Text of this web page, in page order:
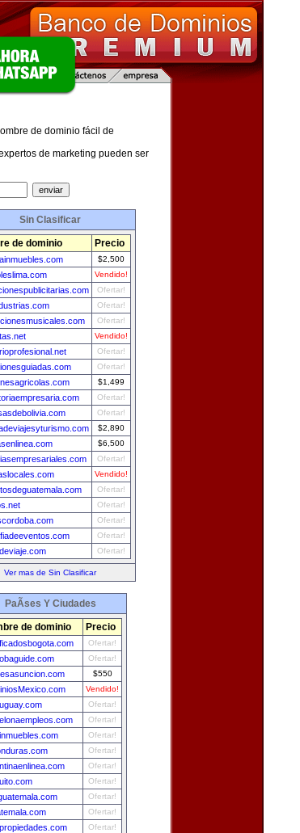
de dominio fácil de
de marketing pueden ser
Sin Clasificar
de dominio Precio
$2,500
Vendido!
Ofertar!
Ofertar!
Ofertar!
Vendido!
Ofertar!
Ofertar!
$1,499
Ofertar!
Ofertar!
$2,890
$6,500
Ofertar!
Vendido!
Ofertar!
Ofertar!
Ofertar!
Ofertar!
Ofertar!
Ver mas de Sin Clasificar
PaÃ­ses Y Ciudades
de dominio Precio
Ofertar!
Ofertar!
$550
Vendido!
Ofertar!
Ofertar!
Ofertar!
Ofertar!
Ofertar!
Ofertar!
Ofertar!
Ofertar!
Ofertar!